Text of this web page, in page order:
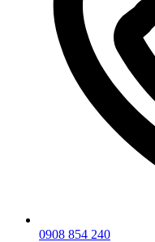
0908 854 240